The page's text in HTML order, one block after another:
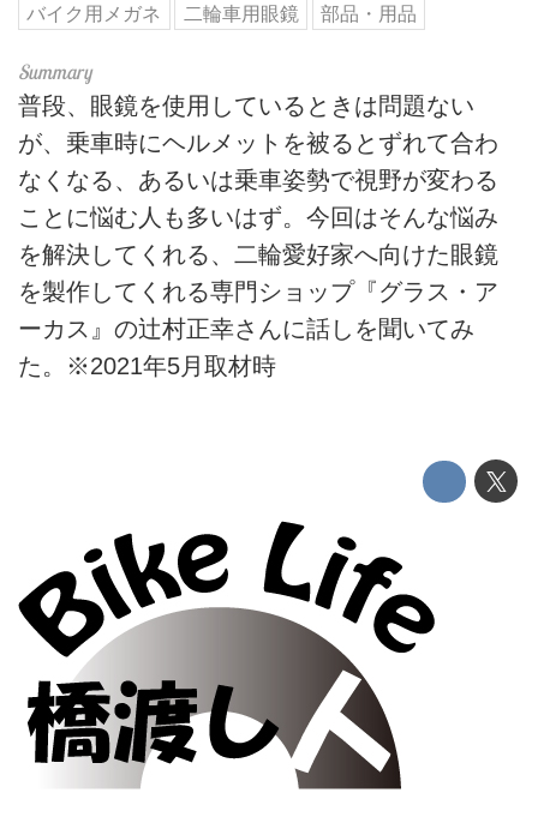
バイク用メガネ
二輪車用眼鏡 部品・用品
普段、眼鏡を使用しているときは問題ない
が、乗車時にヘルメットを被るとずれて合わ
なくなる、あるいは乗車姿勢で視野が変わる
ことに悩む人も多いはず。今回はそんな悩み
を解決してくれる、二輪愛好家へ向けた眼鏡
を製作してくれる専門ショップ『グラス・ア
ーカス』の辻村正幸さんに話しを聞いてみ
た。※2021年5月取材時